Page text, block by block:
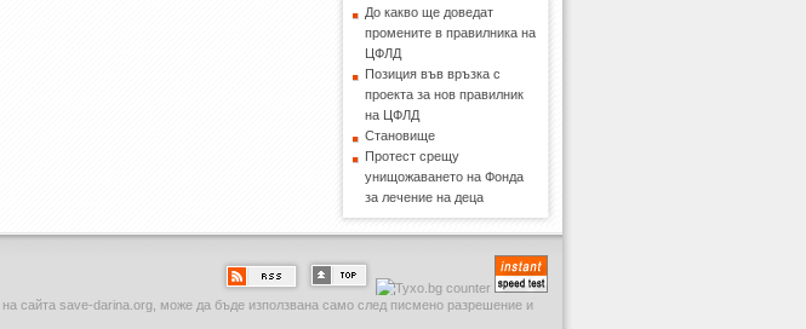
До какво ще доведат
промените в правилника на
ЦФЛД
Позиция във връзка с
проекта за нов правилник
на ЦФЛД
Становище
Протест срещу
унищожаването на Фонда
за лечение на деца
сайта save-darina.org, може да бъде използвана само след писмено разрешение и